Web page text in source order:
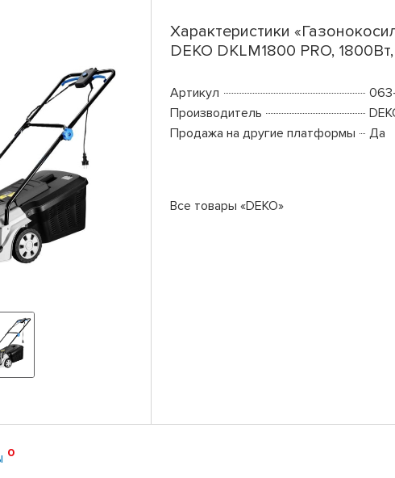
Характеристики
DEKO DKLM1800 PRO,
Артикул
Производитель
Продажа на другие платформы
Да
Все товары «DEKO»